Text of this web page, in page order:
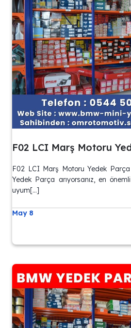
F02 LCI Marş Motoru
F02 LCI Marş Motoru Yedek
Yedek Parça arıyorsanız, en
uyum[…]
May 8